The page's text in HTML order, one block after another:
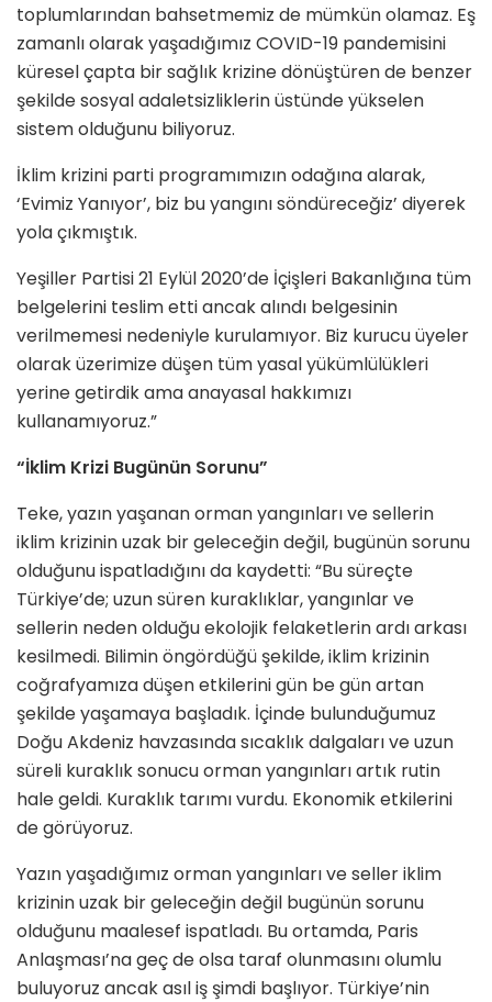
toplumlarından bahsetmemiz de mümkün olamaz. Eş
zamanlı olarak yaşadığımız COVID-19 pandemisini
küresel çapta bir sağlık krizine dönüştüren de benzer
şekilde sosyal adaletsizliklerin üstünde yükselen
sistem olduğunu biliyoruz.
İklim krizini parti programımızın odağına alarak,
‘Evimiz Yanıyor’, biz bu yangını söndüreceğiz’ diyerek
yola çıkmıştık.
Yeşiller Partisi 21 Eylül 2020’de İçişleri Bakanlığına tüm
belgelerini teslim etti ancak alındı belgesinin
verilmemesi nedeniyle kurulamıyor. Biz kurucu üyeler
olarak üzerimize düşen tüm yasal yükümlülükleri
yerine getirdik ama anayasal hakkımızı
kullanamıyoruz.”
“İklim Krizi Bugünün Sorunu”
Teke, yazın yaşanan orman yangınları ve sellerin
iklim krizinin uzak bir geleceğin değil, bugünün sorunu
olduğunu ispatladığını da kaydetti: “Bu süreçte
Türkiye’de; uzun süren kuraklıklar, yangınlar ve
sellerin neden olduğu ekolojik felaketlerin ardı arkası
kesilmedi. Bilimin öngördüğü şekilde, iklim krizinin
coğrafyamıza düşen etkilerini gün be gün artan
şekilde yaşamaya başladık. İçinde bulunduğumuz
Doğu Akdeniz havzasında sıcaklık dalgaları ve uzun
süreli kuraklık sonucu orman yangınları artık rutin
hale geldi. Kuraklık tarımı vurdu. Ekonomik etkilerini
de görüyoruz.
Yazın yaşadığımız orman yangınları ve seller iklim
krizinin uzak bir geleceğin değil bugünün sorunu
olduğunu maalesef ispatladı. Bu ortamda, Paris
Anlaşması’na geç de olsa taraf olunmasını olumlu
buluyoruz ancak asıl iş şimdi başlıyor. Türkiye’nin